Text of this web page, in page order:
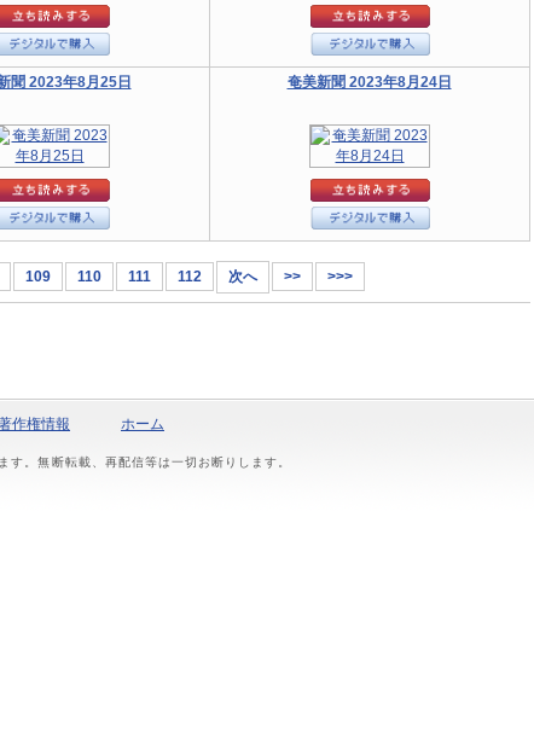
聞 2023年8月25日 奄美新聞 2023年8月24日
109 110 111 112 次へ >> >>>
作権情報 ホーム
。無断転載、再配信等は一切お断りします。